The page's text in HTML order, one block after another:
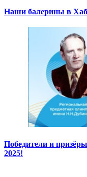
Наши балерины в
Победители и
2025!